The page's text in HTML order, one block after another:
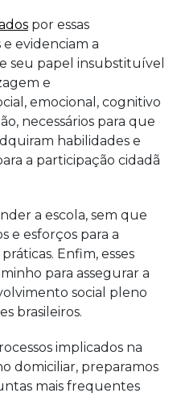
por essas
e evidenciam a
seu papel insubstituível
e
emocional, cognitivo
necessários para que
habilidades e
a participação cidadã
a escola, sem que
e esforços para a
Enfim, esses
para assegurar a
social pleno
brasileiros.
implicados na
domiciliar, preparamos
mais frequentes